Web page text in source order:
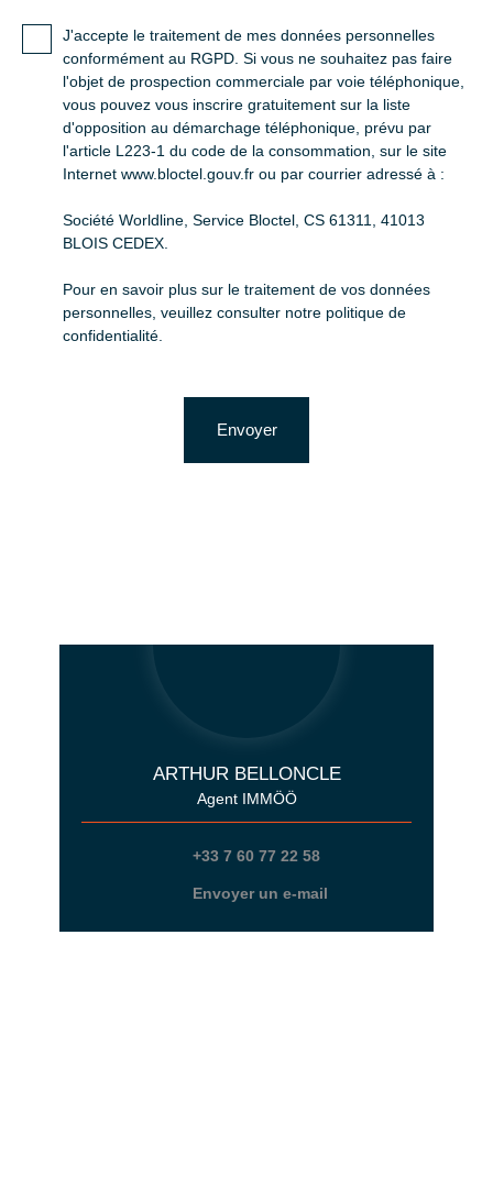
J'accepte le traitement de mes données personnelles
conformément au RGPD. Si vous ne souhaitez pas faire
l'objet de prospection commerciale par voie téléphonique,
vous pouvez vous inscrire gratuitement sur la liste
d'opposition au démarchage téléphonique, prévu par
l'article L223-1 du code de la consommation, sur le site
Internet www.bloctel.gouv.fr ou par courrier adressé à :
Société Worldline, Service Bloctel, CS 61311, 41013
BLOIS CEDEX.
Pour en savoir plus sur le traitement de vos données
personnelles, veuillez consulter notre politique de
confidentialité
Envoyer
ARTHUR BELLONCLE
Agent IMMÖÖ
+33 7 60 77 22 58
Envoyer un e-mail